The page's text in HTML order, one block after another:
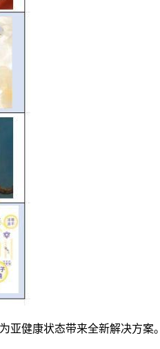
亚健康状态带来全新解决方案。